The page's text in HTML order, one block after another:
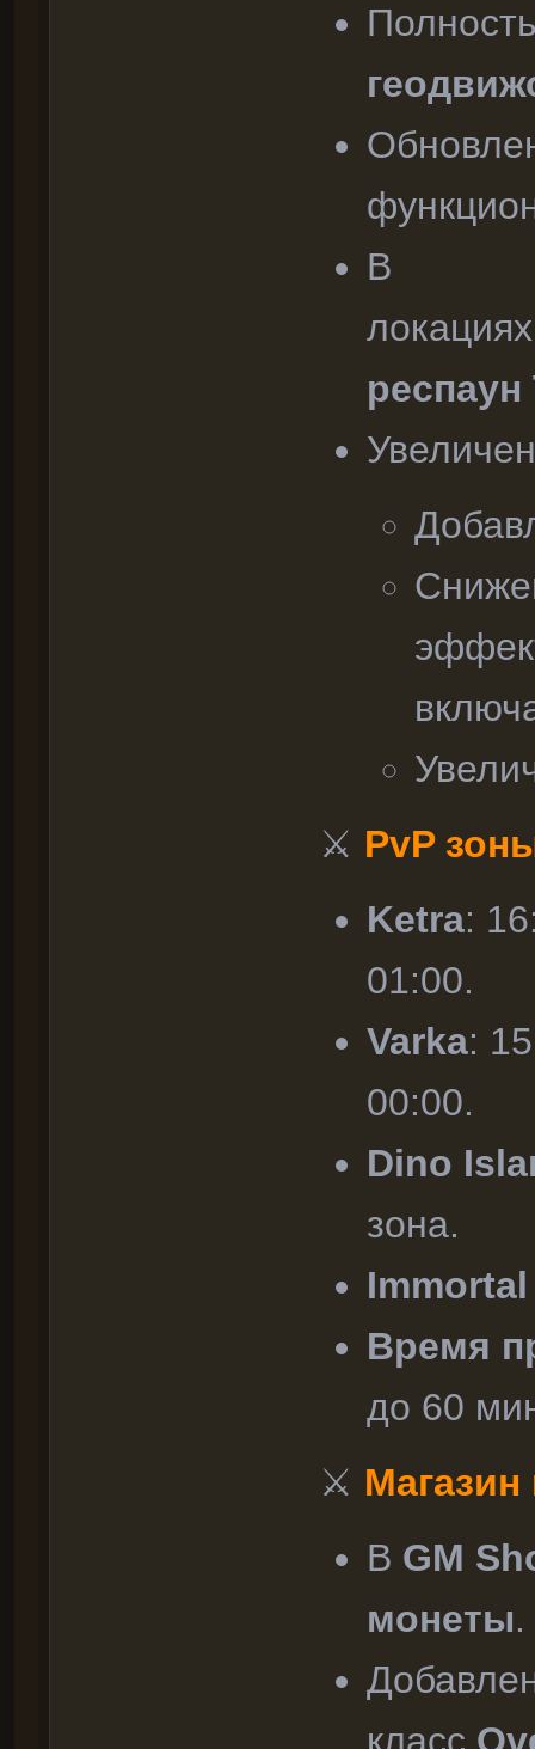
В
⚔ PvP
Ketra:
01:00.
Varka:
00:00.
Dino
зона.
Immortal
Время
до 60
⚔
В GM
монеты.